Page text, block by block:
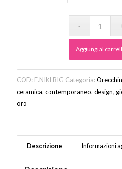
a
155,00€
Aggiungi al
COD: E.NIKI BIG Categoria:
ceramica, contemporaneo, design,
oro
Descrizione Informazioni